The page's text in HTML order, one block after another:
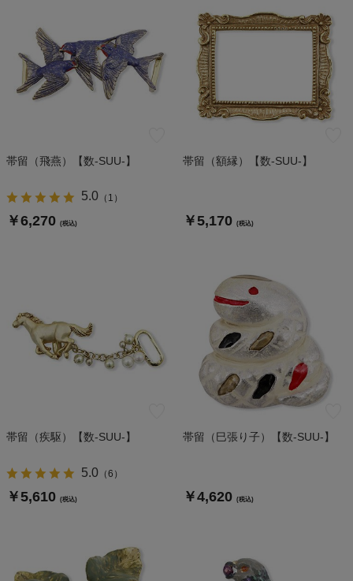
帯留（飛燕）【数-SUU-】
5.0（ 1 ）
￥6,270 (税込)
帯留（額縁）【数-SUU-】
￥5,170 (税込)
帯留（疾駆）【数-SUU-】
5.0（6 ）
￥5,610 (税込)
帯留（巳張り子）【数-SUU-】
￥4,620 (税込)